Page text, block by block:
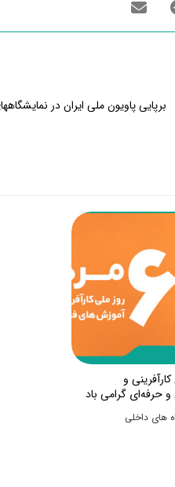
برپایی پاویون ملی ایران در
و
حرفه‌ای گرامی باد
های داخلی